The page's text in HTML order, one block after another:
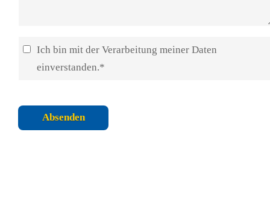
Ich bin mit der Verarbeitung meiner Daten
einverstanden.*
Absenden